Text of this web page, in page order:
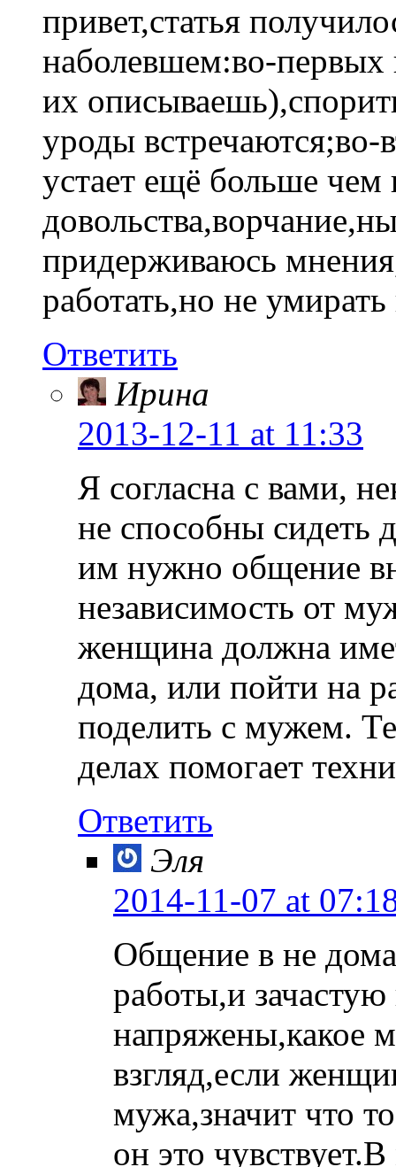
привет,статья
наболевшем:во-первых
их
уроды
устает ещё больше чем
придерживаюсь
работать,но не
Ответить
Ирина
2013-12-11 at 11:33
Я согласна с вами,
не способны сидеть
им нужно общение
независимость от
женщина должна
дома, или пойти на
поделить с мужем.
делах помогает
Ответить
Эля
2014-11-07 at
Общение в не
работы,и зачастую
напряжены,какое
взгляд,если
мужа,значит что
он это